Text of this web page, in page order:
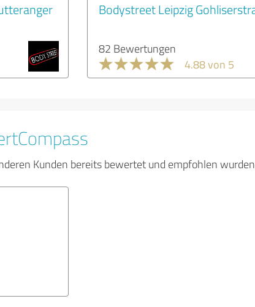
Bodystreet Leipzig
82 Bewertungen
4.88 von 5
Kunden bereits bewertet und empfohlen